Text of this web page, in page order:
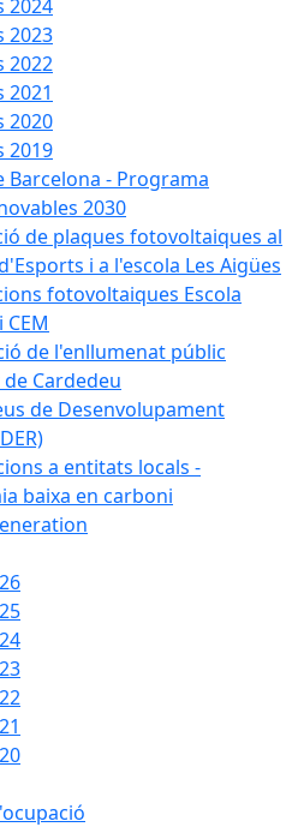
2024
2023
2022
2021
2020
2019
Barcelona - Programa
2030
de plaques fotovoltaiques al
i a l'escola Les Aigües
fotovoltaiques Escola
CEM
de l'enllumenat públic
Cardedeu
de Desenvolupament
a entitats locals -
baixa en carboni